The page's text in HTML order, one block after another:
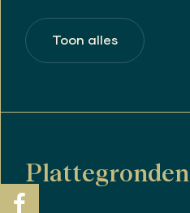
Toon alles
Plattegronden